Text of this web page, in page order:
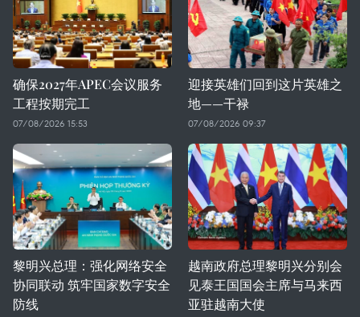
确保2027年APEC会议服务
工程按期完工
07/08/2026 15:53
迎接英雄们回到这片英雄之
地——干禄
07/08/2026 09:37
黎明兴总理：强化网络安全
协同联动 筑牢国家数字安全
防线
越南政府总理黎明兴分别会
见泰王国国会主席与马来西
亚驻越南大使